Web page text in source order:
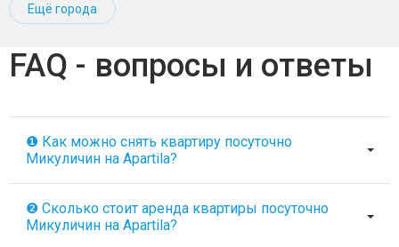
Ещё города
FAQ - вопросы и ответы
❶ Как можно снять квартиру посуточно
Микуличин на Apartila?
❷ Сколько стоит аренда квартиры посуточно
Микуличин на Apartila?